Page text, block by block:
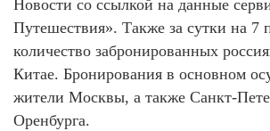
Новости со ссылкой на данные
Путешествия». Также за сутки на 7
количество забронированных
Китае. Бронирования в основном
жители Москвы, а также Санкт-
Оренбурга.